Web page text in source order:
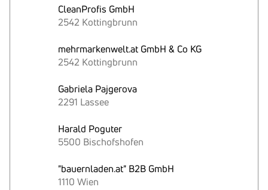
CleanProfis GmbH
2542 Kottingbrunn
mehrmarkenwelt.at GmbH & Co KG
2542 Kottingbrunn
Gabriela Pajgerova
2291 Lassee
Harald Poguter
5500 Bischofshofen
"bauernladen.at" B2B GmbH
1110 Wien